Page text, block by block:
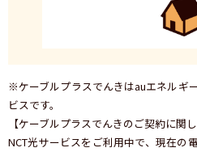
※ケーブルプラスでんきはauエネルギ
ビスです。
【ケーブルプラスでんきのご契約に関し
NCT光サービスをご利用中で、現在の